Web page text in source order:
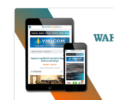
WN
SUMSEL
WN
BENGKULU